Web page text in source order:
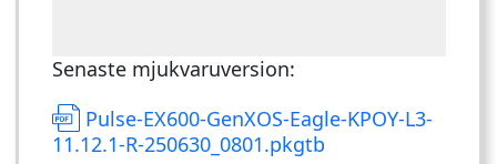
Senaste mjukvaruversion:
Pulse-EX600-GenXOS-Eagle-KPOY-L3-
11.12.1-R-250630_0801.pkgtb